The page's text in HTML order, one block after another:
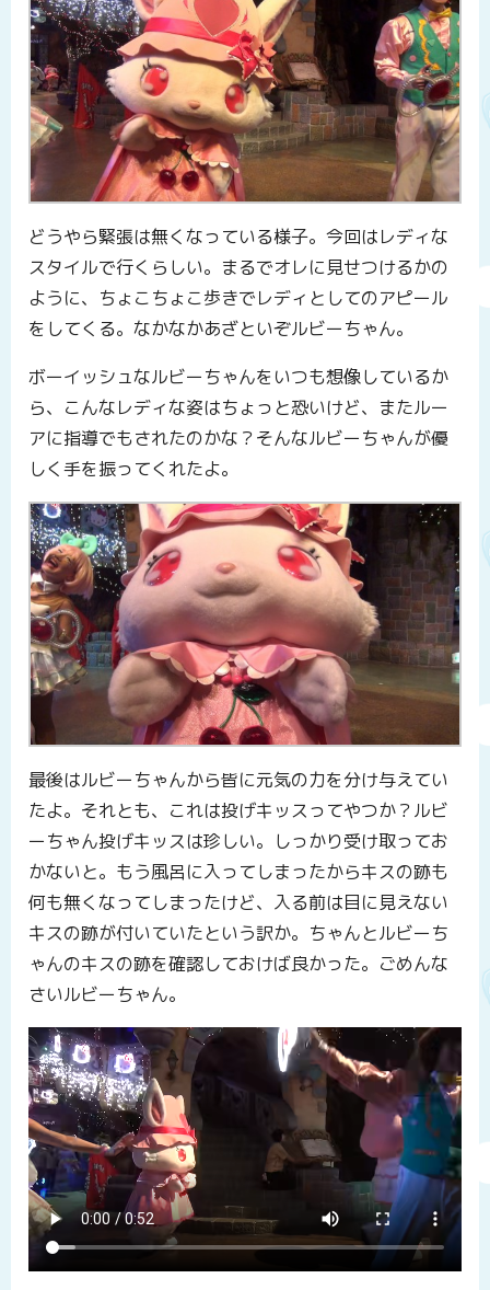
どうやら緊張は無くなっている様子。今回はレディな
スタイルで行くらしい。まるでオレに見せつけるかの
ように、ちょこちょこ歩きでレディとしてのアピール
をしてくる。なかなかあざといぞルビーちゃん。
ボーイッシュなルビーちゃんをいつも想像しているか
ら、こんなレディな姿はちょっと恐いけど、またルー
アに指導でもされたのかな？そんなルビーちゃんが優
しく手を振ってくれたよ。
最後はルビーちゃんから皆に元気の力を分け与えてい
たよ。それとも、これは投げキッスってやつか？ルビ
ーちゃん投げキッスは珍しい。しっかり受け取ってお
かないと。もう風呂に入ってしまったからキスの跡も
何も無くなってしまったけど、入る前は目に見えない
キスの跡が付いていたという訳か。ちゃんとルビーち
ゃんのキスの跡を確認しておけば良かった。ごめんな
さいルビーちゃん。